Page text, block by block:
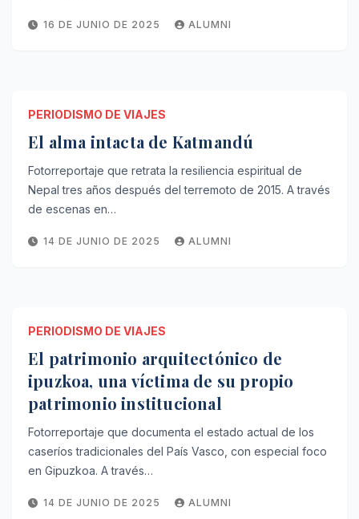
16 DE JUNIO DE 2025 ALUMNI
PERIODISMO DE VIAJES
El alma intacta de Katmandú
Fotorreportaje que retrata la resiliencia espiritual de
Nepal tres años después del terremoto de 2015. A través
de escenas en…
14 DE JUNIO DE 2025 ALUMNI
PERIODISMO DE VIAJES
El patrimonio arquitectónico de
ipuzkoa, una víctima de su propio
patrimonio institucional
Fotorreportaje que documenta el estado actual de los
caseríos tradicionales del País Vasco, con especial foco
en Gipuzkoa. A través…
14 DE JUNIO DE 2025 ALUMNI